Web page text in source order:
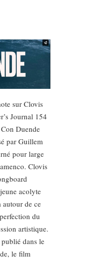
sur Clovis
Journal 154
Duende
par Guillem
pour large
Clovis
acolyte
autour de ce
du
artistique.
dans le
le film